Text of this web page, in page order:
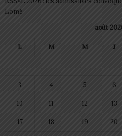
Lomé
août
L M M J
3 4 5 6
10 11 12 13
17 18 19 20